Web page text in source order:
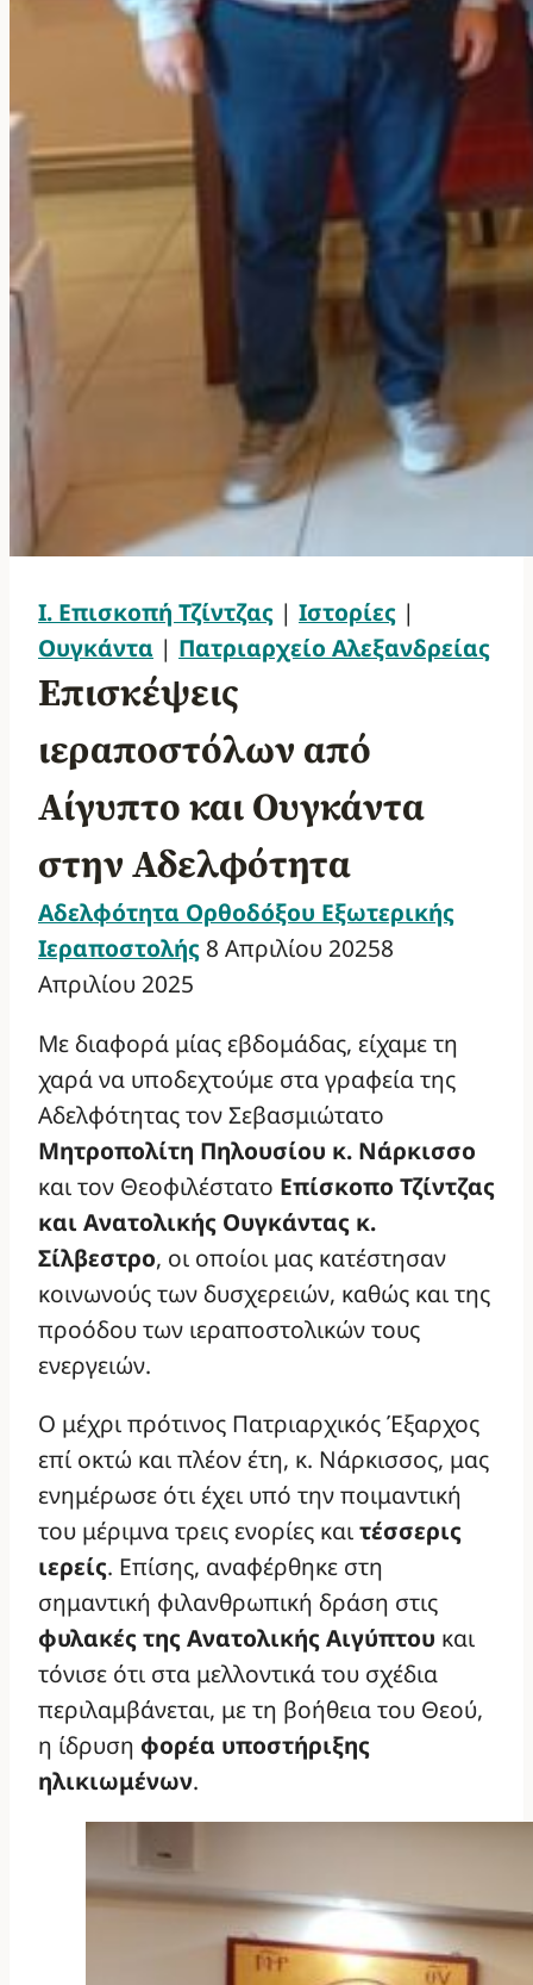
Ι. Επισκοπή Τζίντζας | Ιστορίες |
Ουγκάντα | Πατριαρχείο Αλεξανδρείας
Επισκέψεις
ιεραποστόλων από
Αίγυπτο και Ουγκάντα
στην Αδελφότητα
Αδελφότητα Ορθοδόξου Εξωτερικής
Ιεραποστολής 8 Απριλίου 20258
Απριλίου 2025
Με διαφορά μίας εβδομάδας, είχαμε τη
χαρά να υποδεχτούμε στα γραφεία της
Αδελφότητας τον Σεβασμιώτατο
Μητροπολίτη Πηλουσίου κ. Νάρκισσο
και τον Θεοφιλέστατο Επίσκοπο Τζίντζας
και Ανατολικής Ουγκάντας κ.
Σίλβεστρο, οι οποίοι μας κατέστησαν
κοινωνούς των δυσχερειών, καθώς και της
προόδου των ιεραποστολικών τους
ενεργειών.
Ο μέχρι πρότινος Πατριαρχικός Έξαρχος
επί οκτώ και πλέον έτη, κ. Νάρκισσος, μας
ενημέρωσε ότι έχει υπό την ποιμαντική
του μέριμνα τρεις ενορίες καιτέσσερις
ιερείς. Επίσης, αναφέρθηκε στη
σημαντική φιλανθρωπική δράση στις
φυλακές της Ανατολικής Αιγύπτου και
τόνισε ότι στα μελλοντικά του σχέδια
περιλαμβάνεται, με τη βοήθεια του Θεού,
η ίδρυση φορέα υποστήριξης
ηλικιωμένων.